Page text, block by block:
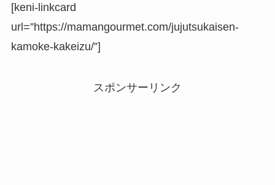
[keni-linkcard
url=”https://mamangourmet.com/jujutsukaisen-
kamoke-kakeizu/”]
スポンサーリンク